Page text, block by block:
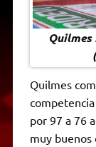
Quilmes
Quilmes
por 97 a 76
muy buenos